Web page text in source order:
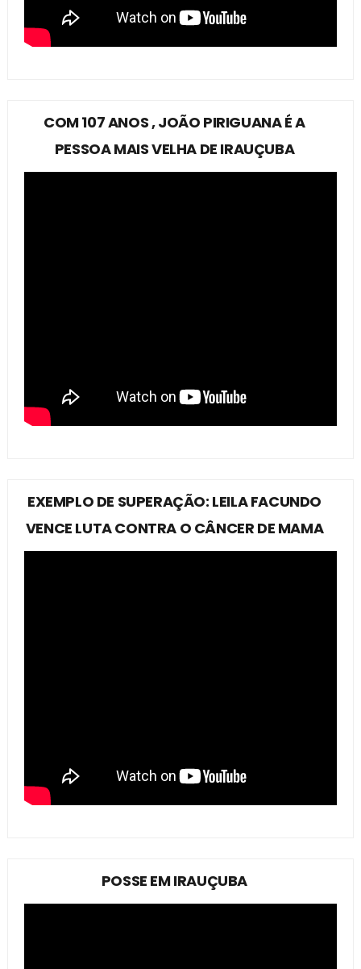
COM 107 ANOS , JOÃO PIRIGUANA É A
PESSOA MAIS VELHA DE IRAUÇUBA
EXEMPLO DE SUPERAÇÃO: LEILA FACUNDO
VENCE LUTA CONTRA O CÂNCER DE MAMA
POSSE EM IRAUÇUBA